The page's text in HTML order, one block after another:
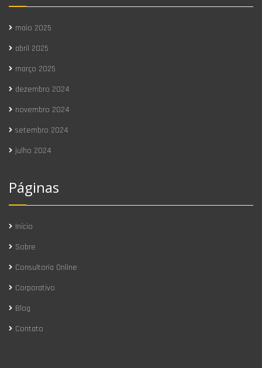
maio 2025
abril 2025
março 2025
dezembro 2024
novembro 2024
setembro 2024
julho 2024
Páginas
Início
Sobre
Consultoria Online
Corporativo
Blog
Contato